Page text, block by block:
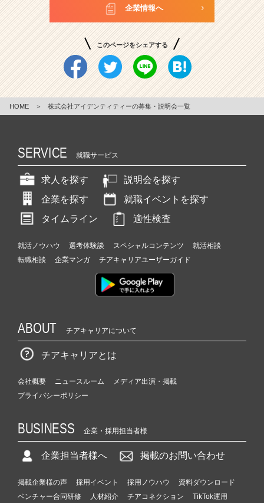
企業情報へ
このページをシェアする
HOME ＞ 株式会社アイデンティティーの募集・説明会一覧
SERVICE 就職サービス
求人を探す
説明会を探す
企業を探す
就職イベントを探す
タイムライン
適性検査
就活ノウハウ 選考体験談 スペシャルコンテンツ
就活相談
転職相談
企業マンガ チアキャリアユーザーガイド
ABOUT チアキャリアについて
チアキャリアとは
会社概要 ニュースルーム
メディア出演・掲載
プライバシーポリシー
BUSINESS 企業・採用担当者様
企業担当者様へ 掲載のお問い合わせ
掲載企業様の声 採用イベント 採用ノウハウ
資料ダウンロード
ベンチャー合同研修
人材紹介 チアコネクション TikTok運用